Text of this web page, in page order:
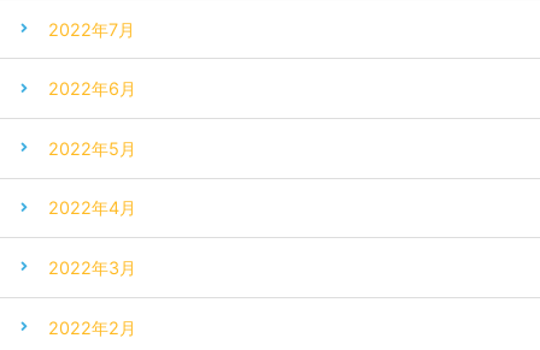
2022年7月
2022年6月
2022年5月
2022年4月
2022年3月
2022年2月